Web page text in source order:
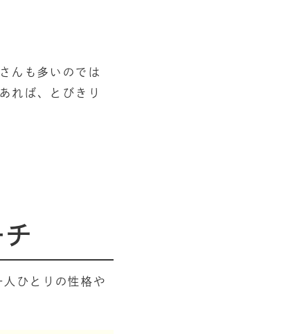
んも多いのでは
れば、とびきり
ひとりの性格や